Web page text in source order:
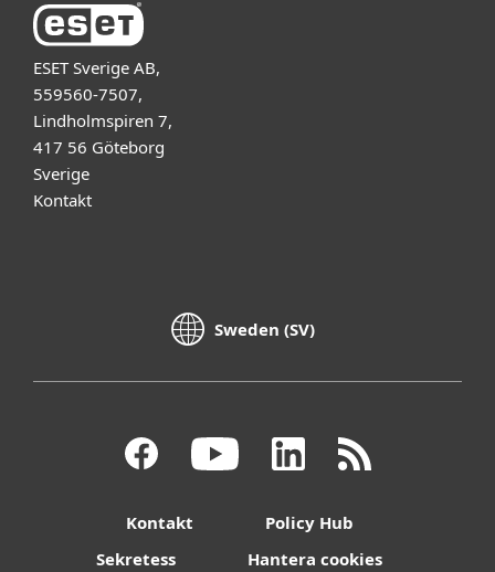
ESET Sverige AB,
559560-7507,
Lindholmspiren 7,
417 56 Göteborg
Sverige
Kontakt
Sweden (SV)
Kontakt
Policy Hub
Sekretess
Hantera cookies